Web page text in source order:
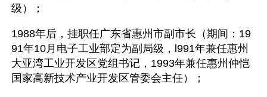
级）；
1988年后，挂职任广东省惠州市副市长（期间：19
91年10月电子工业部定为副局级，l991年兼任惠州
大亚湾工业开发区党组书记，1993年兼任惠州仲恺
国家高新技术产业开发区管委会主任）；